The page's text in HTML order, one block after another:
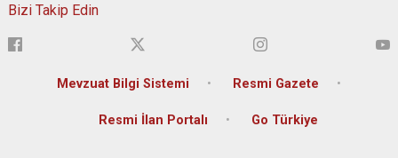
Bizi Takip Edin
Mevzuat Bilgi Sistemi Resmi Gazete
Resmi İlan Portalı Go Türkiye